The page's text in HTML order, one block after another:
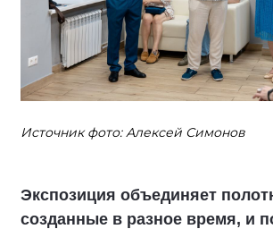
Источник фото: Алексей Симонов
Экспозиция объединяет
созданные в разное время, и